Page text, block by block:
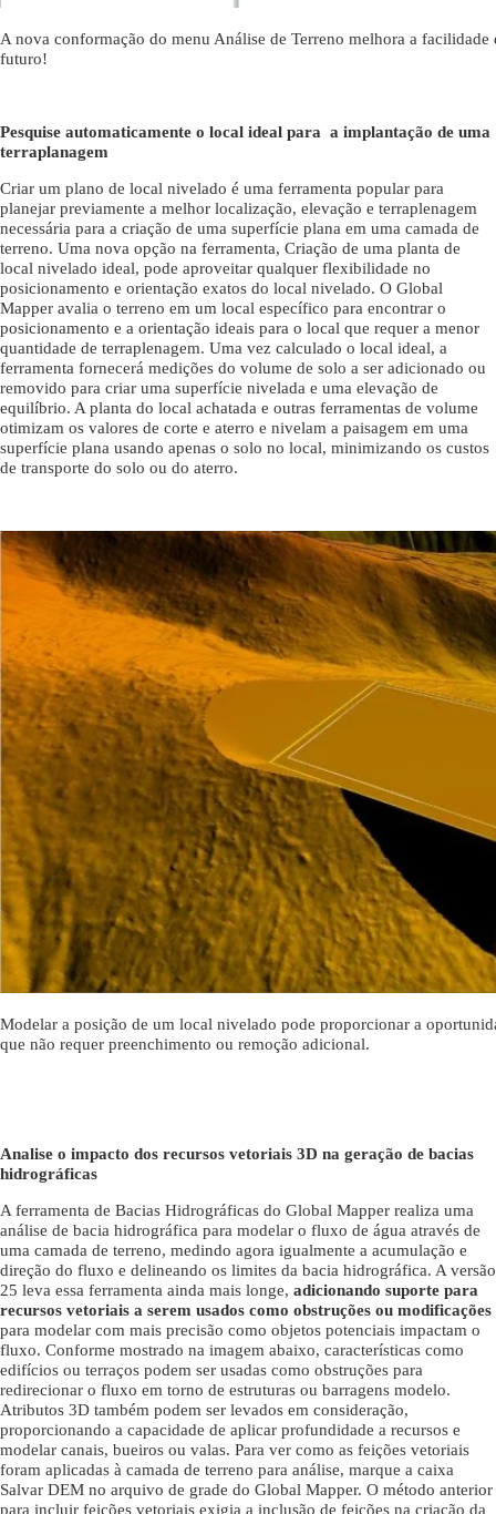
A nova conformação do menu Análise de Terreno melhora a
futuro!
Pesquise automaticamente o local ideal para a implantação de uma
terraplanagem
Criar um plano de local nivelado é uma ferramenta popular para
planejar previamente a melhor localização, elevação e terraplenagem
necessária para a criação de uma superfície plana em uma camada de
terreno. Uma nova opção na ferramenta, Criação de uma planta de
local nivelado ideal, pode aproveitar qualquer flexibilidade no
posicionamento e orientação exatos do local nivelado. O Global
Mapper avalia o terreno em um local específico para encontrar o
posicionamento e a orientação ideais para o local que requer a menor
quantidade de terraplenagem. Uma vez calculado o local ideal, a
ferramenta fornecerá medições do volume de solo a ser adicionado ou
removido para criar uma superfície nivelada e uma elevação de
equilíbrio. A planta do local achatada e outras ferramentas de volume
otimizam os valores de corte e aterro e nivelam a paisagem em uma
superfície plana usando apenas o solo no local, minimizando os custos
de transporte do solo ou do aterro.
Modelar a posição de um local nivelado pode proporcionar a
que não requer preenchimento ou remoção adicional.
Analise o impacto dos recursos vetoriais 3D na geração de bacias
hidrográficas
A ferramenta de Bacias Hidrográficas do Global Mapper realiza uma
análise de bacia hidrográfica para modelar o fluxo de água através de
uma camada de terreno, medindo agora igualmente a acumulação e
direção do fluxo e delineando os limites da bacia hidrográfica. A versão
25 leva essa ferramenta ainda mais longe, adicionando suporte para
recursos vetoriais a serem usados ​​como obstruções ou modificações
para modelar com mais precisão como objetos potenciais impactam o
fluxo. Conforme mostrado na imagem abaixo, características como
edifícios ou terraços podem ser usadas como obstruções para
redirecionar o fluxo em torno de estruturas ou barragens modelo.
Atributos 3D também podem ser levados em consideração,
proporcionando a capacidade de aplicar profundidade a recursos e
modelar canais, bueiros ou valas. Para ver como as feições vetoriais
foram aplicadas à camada de terreno para análise, marque a caixa
Salvar DEM no arquivo de grade do Global Mapper. O método anterior
para incluir feições vetoriais exigia a inclusão de feições na criação da